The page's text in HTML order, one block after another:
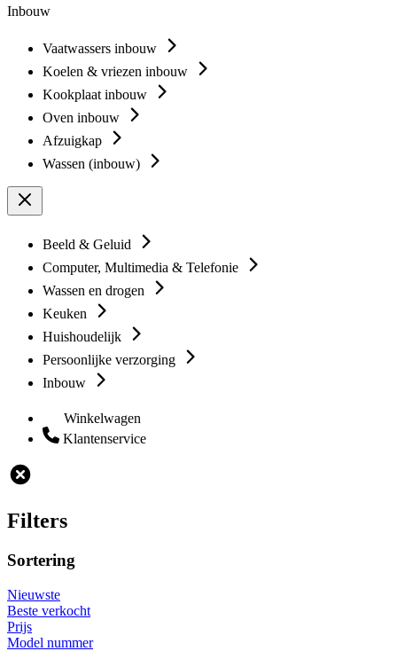
Inbouw
Vaatwassers inbouw
Koelen & vriezen inbouw
Kookplaat inbouw
Oven inbouw
Afzuigkap
Wassen (inbouw)
Beeld & Geluid
Computer, Multimedia & Telefonie
Wassen en drogen
Keuken
Huishoudelijk
Persoonlijke verzorging
Inbouw
Winkelwagen
Klantenservice
Filters
Sortering
Nieuwste
Beste verkocht
Prijs
Model nummer